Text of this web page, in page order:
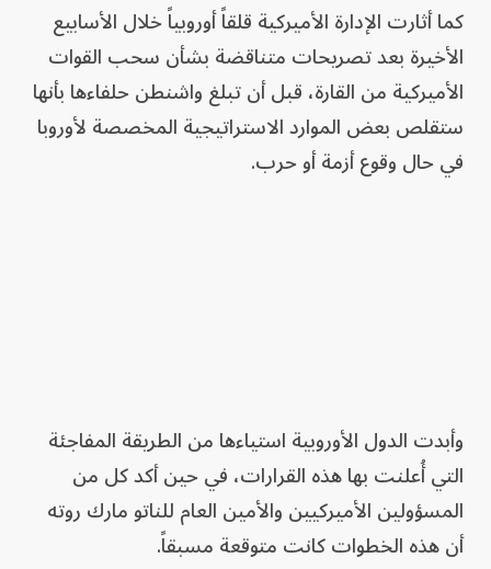
كما أثارت الإدارة الأميركية قلقاً أوروبياً خلال الأسابيع
الأخيرة بعد تصريحات متناقضة بشأن سحب القوات
الأميركية من القارة، قبل أن تبلغ واشنطن حلفاءها بأنها
ستقلص بعض الموارد الاستراتيجية المخصصة لأوروبا
في حال وقوع أزمة أو حرب.
وأبدت الدول الأوروبية استياءها من الطريقة المفاجئة
التي أُعلنت بها هذه القرارات، في حين أكد كل من
المسؤولين الأميركيين والأمين العام للناتو مارك روته
أن هذه الخطوات كانت متوقعة مسبقاً.